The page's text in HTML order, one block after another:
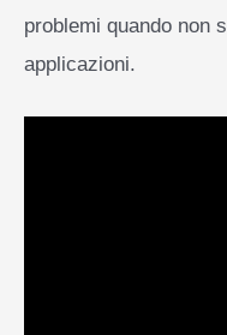
problemi quando non
applicazioni.